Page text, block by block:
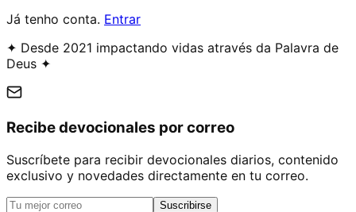
Já tenho conta. Entrar
✦ Desde 2021 impactando vidas através da Palavra de
Deus ✦
Recibe devocionales por correo
Suscríbete para recibir devocionales diarios, contenido
exclusivo y novedades directamente en tu correo.
Suscribirse